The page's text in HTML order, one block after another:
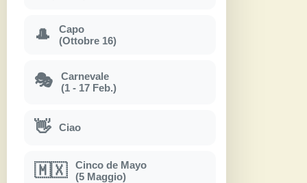
🎩
Capo
(Ottobre 16)
🎭
Carnevale
(1 - 17 Feb.)
👋 Ciao
🇲🇽
Cinco de Mayo
(5 Maggio)